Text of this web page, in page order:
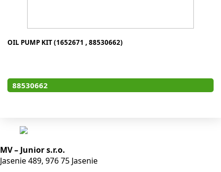
OIL PUMP KIT (1652671 , 88530662)
88530662
MV – Junior s.r.o.
Jasenie 489, 976 75 Jasenie